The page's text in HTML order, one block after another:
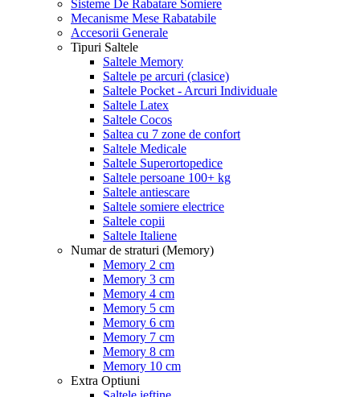
Sisteme De Rabatare Somiere
Mecanisme Mese Rabatabile
Accesorii Generale
Tipuri Saltele
Saltele Memory
Saltele pe arcuri (clasice)
Saltele Pocket - Arcuri Individuale
Saltele Latex
Saltele Cocos
Saltea cu 7 zone de confort
Saltele Medicale
Saltele Superortopedice
Saltele persoane 100+ kg
Saltele antiescare
Saltele somiere electrice
Saltele copii
Saltele Italiene
Numar de straturi (Memory)
Memory 2 cm
Memory 3 cm
Memory 4 cm
Memory 5 cm
Memory 6 cm
Memory 7 cm
Memory 8 cm
Memory 10 cm
Extra Optiuni